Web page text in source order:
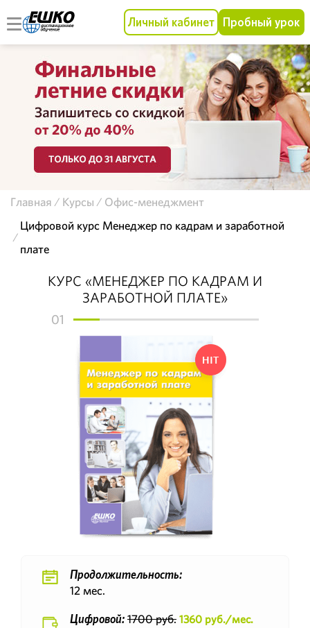
Личный кабинет Пробный урок
Главная Курсы
Офис-менеджмент
Цифровой курс Менеджер по кадрам и заработной
плате
КУРС «МЕНЕДЖЕР ПО КАДРАМ И
ЗАРАБОТНОЙ ПЛАТЕ»
01
Продолжительность:
12 мес.
Цифровой: 1700 руб.1360 руб./мес.